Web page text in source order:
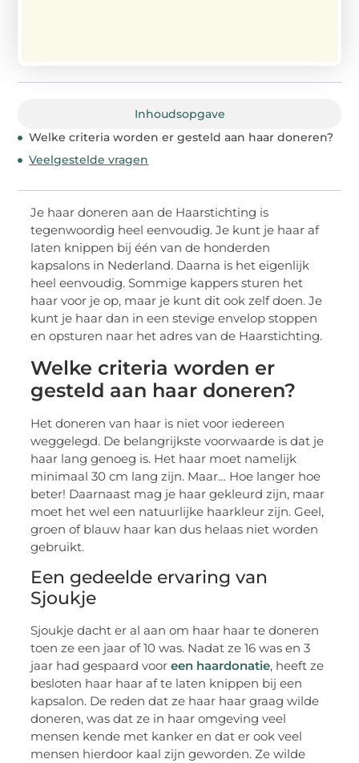
Inhoudsopgave
Welke criteria worden er gesteld aan haar doneren?
Veelgestelde vragen
Je haar doneren aan de Haarstichting is
tegenwoordig heel eenvoudig. Je kunt je haar af
laten knippen bij één van de honderden
kapsalons in Nederland. Daarna is het eigenlijk
heel eenvoudig. Sommige kappers sturen het
haar voor je op, maar je kunt dit ook zelf doen. Je
kunt je haar dan in een stevige envelop stoppen
en opsturen naar het adres van de Haarstichting.
Welke criteria worden er
gesteld aan haar doneren?
Het doneren van haar is niet voor iedereen
weggelegd. De belangrijkste voorwaarde is dat je
haar lang genoeg is. Het haar moet namelijk
minimaal 30 cm lang zijn. Maar… Hoe langer hoe
beter! Daarnaast mag je haar gekleurd zijn, maar
moet het wel een natuurlijke haarkleur zijn. Geel,
groen of blauw haar kan dus helaas niet worden
gebruikt.
Een gedeelde ervaring van
Sjoukje
Sjoukje dacht er al aan om haar haar te doneren
toen ze een jaar of 10 was. Nadat ze 16 was en 3
jaar had gespaard vooreen haardonatie, heeft ze
besloten haar haar af te laten knippen bij een
kapsalon. De reden dat ze haar haar graag wilde
doneren, was dat ze in haar omgeving veel
mensen kende met kanker en dat er ook veel
mensen hierdoor kaal zijn geworden. Ze wilde